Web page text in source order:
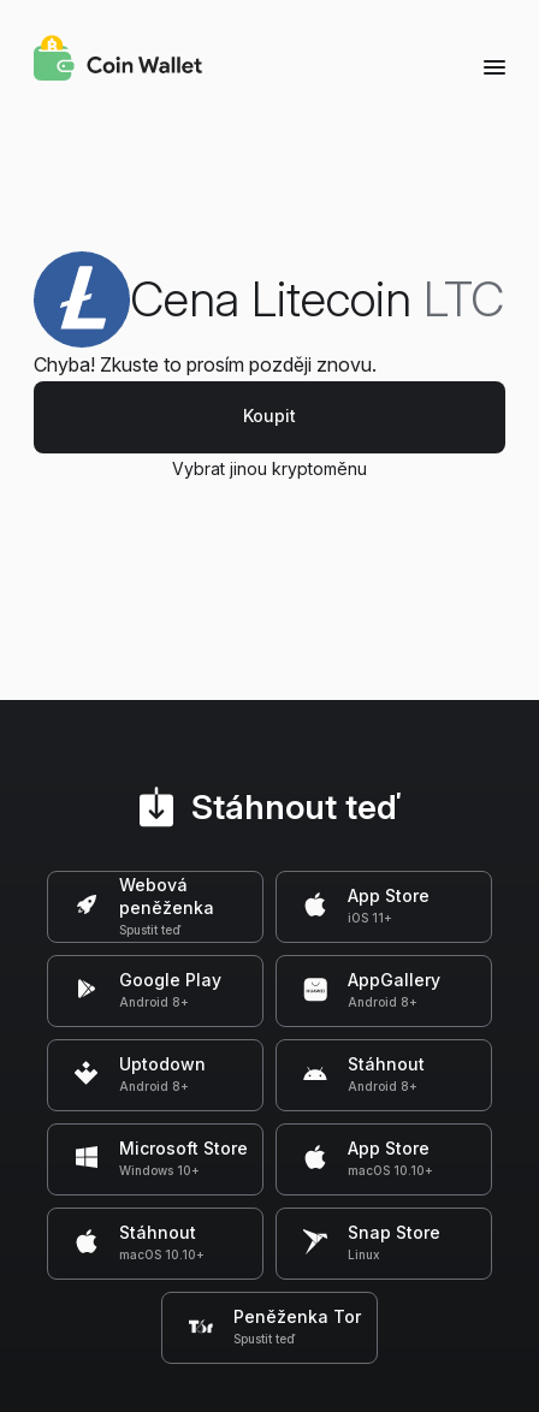
Cena Litecoin LTC
Chyba! Zkuste to prosím později znovu.
Koupit
Vybrat jinou kryptoměnu
Stáhnout teď
Webová
peněženka
Spustit teď
App Store
iOS 11+
Google Play
Android 8+
AppGallery
Android 8+
Uptodown
Android 8+
Stáhnout
Android 8+
Microsoft Store
Windows 10+
App Store
macOS 10.10+
Stáhnout
macOS 10.10+
Snap Store
Linux
Peněženka Tor
Spustit teď